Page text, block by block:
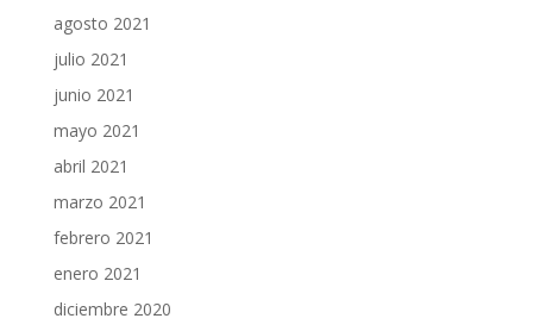
agosto 2021
julio 2021
junio 2021
mayo 2021
abril 2021
marzo 2021
febrero 2021
enero 2021
diciembre 2020